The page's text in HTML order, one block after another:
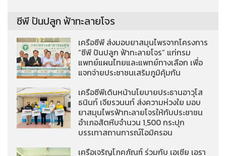
ซีพี ปันปลูก ฟ้าทะลายโจร
เครือซีพี ส่งมอบยาสมุนไพรจากโครงการ
“ซีพี ปันปลูก ฟ้าทะลายโจร” แก่กรม
แพทย์แผนไทยและแพทย์ทางเลือก เพื่อ
แจกจ่ายประชาชนเสริมภูมิคุ้มกัน
เครือซีพีเดินหน้านโยบายประธานอาวุโส
ธนินท์ เจียรวนนท์ ส่งความห่วงใย มอบ
ยาสมุนไพรฟ้าทะลายโจรให้กับประชาชน
อำเภอสัตหีบจำนวน 1,500 กระปุก
บรรเทาสถานการณ์โอมิครอน
เครือเจริญโภคภัณฑ์ ร่วมกับ เอเชีย เอรา